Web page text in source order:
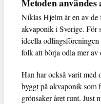
Metoden
Niklas Hjelm är en av de
akvaponik i Sverige. För
ideella
folk att börja odla mer av
Han har också varit med
byggt på akvaponik som
grönsaker året runt. Just